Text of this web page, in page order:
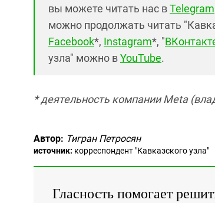
вы можете читать нас вTelegram
можно продолжать читать
Facebook*, Instagram*, "
узла" можно вYouTube.
* деятельность компании Meta
Автор: Тигран Петросян
источник: корреспондент "Кавказского узла"
Гласность помогает